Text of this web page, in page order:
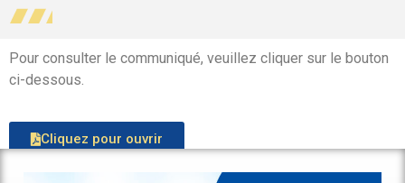
Pour consulter le communiqué, veuillez cliquer sur le bouton
ci-dessous.
Cliquez pour ouvrir